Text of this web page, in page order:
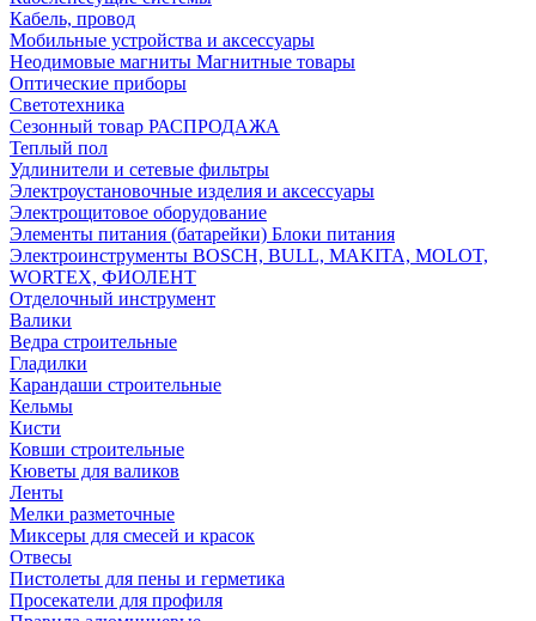
Кабель, провод
Мобильные устройства и аксессуары
Неодимовые магниты Магнитные товары
Оптические приборы
Светотехника
Сезонный товар РАСПРОДАЖА
Теплый пол
Удлинители и сетевые фильтры
Электроустановочные изделия и аксессуары
Электрощитовое оборудование
Элементы питания (батарейки) Блоки питания
Электроинструменты BOSCH, BULL, MAKITA, MOLOT,
WORTEX, ФИОЛЕНТ
Отделочный инструмент
Валики
Ведра строительные
Гладилки
Карандаши строительные
Кельмы
Кисти
Ковши строительные
Кюветы для валиков
Ленты
Мелки разметочные
Миксеры для смесей и красок
Отвесы
Пистолеты для пены и герметика
Просекатели для профиля